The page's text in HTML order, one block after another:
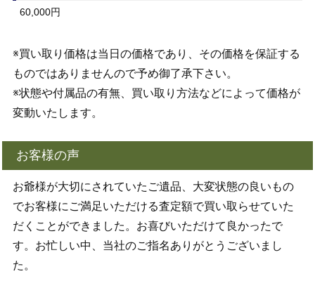
60,000円
※買い取り価格は当日の価格であり、その価格を保証する
ものではありませんので予め御了承下さい。
※状態や付属品の有無、買い取り方法などによって価格が
変動いたします。
お客様の声
お爺様が大切にされていたご遺品、大変状態の良いもの
でお客様にご満足いただける査定額で買い取らせていた
だくことができました。お喜びいただけて良かったで
す。お忙しい中、当社のご指名ありがとうございまし
た。